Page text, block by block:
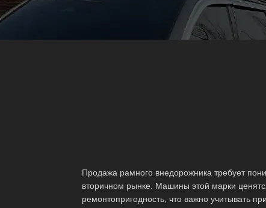
Продажа рамного внедорожника требует
вторичном рынке. Машины этой марки
ремонтопригодность, что важно учитывать